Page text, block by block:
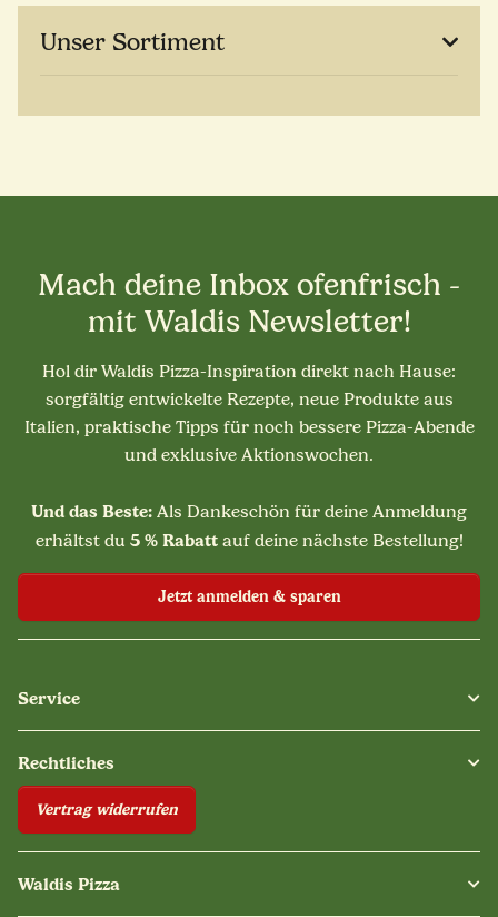
Unser Sortiment
Mach deine Inbox ofenfrisch -
mit Waldis Newsletter!
Hol dir Waldis Pizza-Inspiration direkt nach Hause:
sorgfältig entwickelte Rezepte, neue Produkte aus
Italien, praktische Tipps für noch bessere Pizza-Abende
und exklusive Aktionswochen.
Und das Beste: Als Dankeschön für deine Anmeldung
erhältst du 5 % Rabattauf deine nächste Bestellung!
Jetzt anmelden & sparen
Service
Rechtliches
Vertrag widerrufen
Waldis Pizza